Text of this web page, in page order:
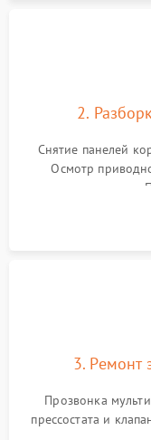
2.
Снятие панелей
Осмотр
крестовины на
3. Ремонт
Прозвонка
прессостата и